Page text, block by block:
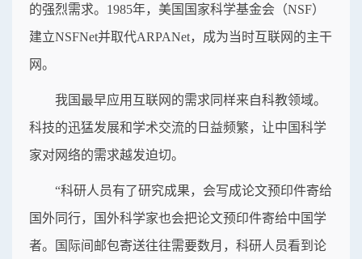
的强烈需求。1985年，美国国家科学基金会（NSF）
建立NSFNet并取代ARPANet，成为当时互联网的主干
网。
我国最早应用互联网的需求同样来自科教领域。
科技的迅猛发展和学术交流的日益频繁，让中国科学
家对网络的需求越发迫切。
“科研人员有了研究成果，会写成论文预印件寄给
国外同行，国外科学家也会把论文预印件寄给中国学
者。国际间邮包寄送往往需要数月，科研人员看到论